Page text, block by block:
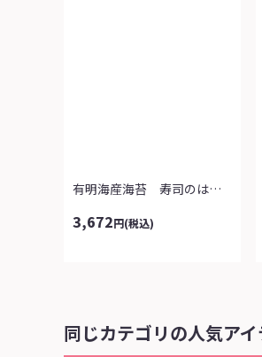
有明海産海苔 寿司のはね一番
3,672円(税込)
同じカテゴリの人気アイ